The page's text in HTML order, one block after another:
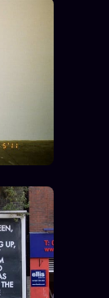
LINEAGE 10 ANS